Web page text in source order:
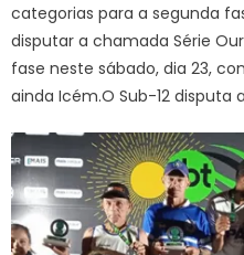
categorias para a segunda
disputar a chamada Série
fase neste sábado, dia 23,
ainda Icém.O Sub-12 disputa